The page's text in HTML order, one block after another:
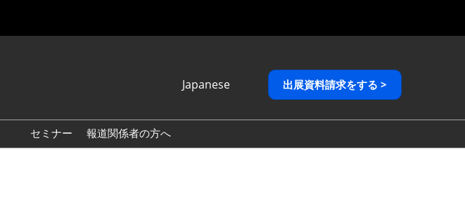
Japanese
English
繁體中文
出展資料請求をする >
セミナー 報道関係者の方へ